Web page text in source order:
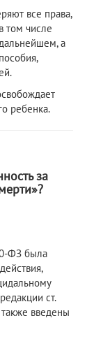
все права,
том числе
а
ребенка.
за
ФЗ была
ст.
введены